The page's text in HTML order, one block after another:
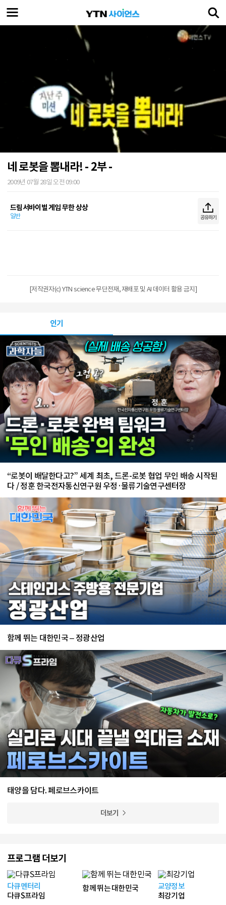
네 로봇을 뽐내라! - 2부 -
2009년 07월 28일 오전 09:00
드림서바이벌 게임 무한 상상
일반 공유하기
[저작권자(c) YTN science 무단전재, 재배포 및 AI 데이터 활용 금지]
인기
“로봇이 배달한다고?” 세계 최초, 드론-로봇 협업 무인 배송 시작된
다 / 정훈 한국전자통신연구원 우정·물류기술연구센터장
함께 뛰는 대한민국 – 정광산업
태양을 담다. 페로브스카이트
더보기
프로그램 더보기
다큐멘터리
다큐S프라임
함께 뛰는 대한민국
교양정보
최강기업